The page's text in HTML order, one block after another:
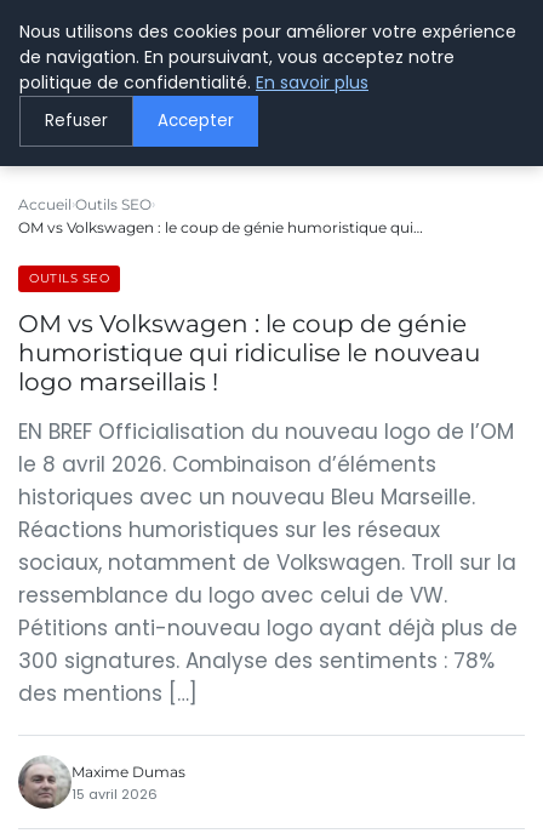
LE WEBMARKETING
Accueil Outils SEO
OM vs Volkswagen : le coup de génie humoristique qui…
OUTILS SEO
OM vs Volkswagen : le coup de génie
humoristique qui ridiculise le nouveau
logo marseillais !
EN BREF Officialisation du nouveau logo de l’OM
le 8 avril 2026. Combinaison d’éléments
historiques avec un nouveau Bleu Marseille.
Réactions humoristiques sur les réseaux
sociaux, notamment de Volkswagen. Troll sur la
ressemblance du logo avec celui de VW.
Pétitions anti-nouveau logo ayant déjà plus de
300 signatures. Analyse des sentiments : 78%
des mentions […]
Maxime Dumas
15 avril 2026
Nous utilisons des cookies pour améliorer votre expérience
de navigation. En poursuivant, vous acceptez notre
politique de confidentialité. En savoir plus
Refuser Accepter